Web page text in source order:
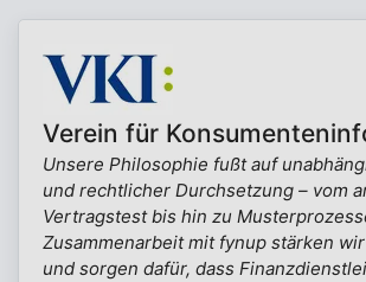
Verein für
Unsere Philosophie fußt auf
und rechtlicher Durchsetzung – vom
Vertragstest bis hin zu
Zusammenarbeit mit fynup stärken
und sorgen dafür, dass